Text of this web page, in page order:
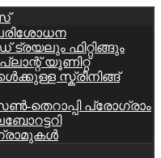
ഫിറ്റിങ്ങും
യൂണിറ്റ്
സ്ക്രീനിങ്ങ്
തെറാപ്പി പ്രോഗ്രാം